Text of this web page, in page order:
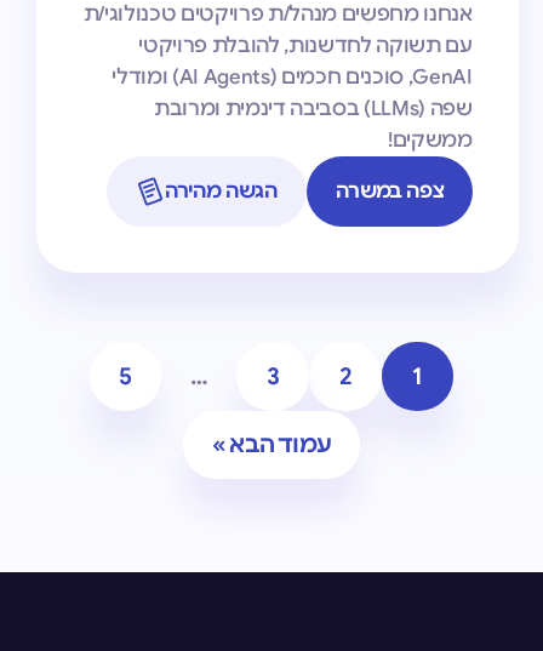
אנחנו מחפשים מנהל/ת פרויקטים טכנולוגי/ת
עם תשוקה לחדשנות, להובלת פרויקטי
GenAI, סוכנים חכמים (AI Agents) ומודלי
שפה (LLMs) בסביבה דינמית ומרובת
ממשקים!
צפה במשרה
הגשה מהירה
1
2
3
…
5
עמוד הבא »